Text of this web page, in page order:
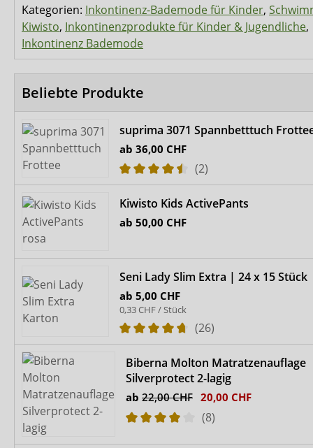
Kategorien: Inkontinenz-Bademode für Kinder,
Kiwisto, Inkontinenzprodukte für Kinder & Jugendliche,
Inkontinenz Bademode
Beliebte Produkte
suprima 3071 Spannbetttuch
ab 36,00 CHF
(2)
Kiwisto Kids ActivePants
ab 50,00 CHF
Seni Lady Slim Extra | 24 x 15 Stück
ab 5,00 CHF
0,33 CHF / Stück
(26)
Biberna Molton Matratzenauflage
Silverprotect 2-lagig
ab 22,00 CHF 20,00 CHF
(8)